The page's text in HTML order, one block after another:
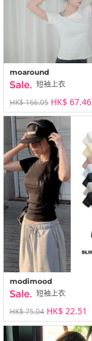
moaround
短袖上衣
HK$ 166.05 HK$ 67.46
modimood
短袖上衣
HK$ 75.04 HK$ 22.51